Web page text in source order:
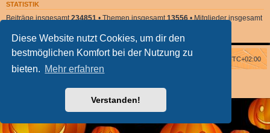
Diese Website nutzt Cookies, um dir den
bestmöglichen Komfort bei der Nutzung zu
bieten. Mehr erfahren
Verstanden!
STATISTIK
Beiträge insgesamt 234851 • Themen insgesamt 13556 • Mitglieder insgesamt
Foren-Übersicht UTC+02:00
Powered byphpBB
Deutsche Übersetzung durchphpBB.de